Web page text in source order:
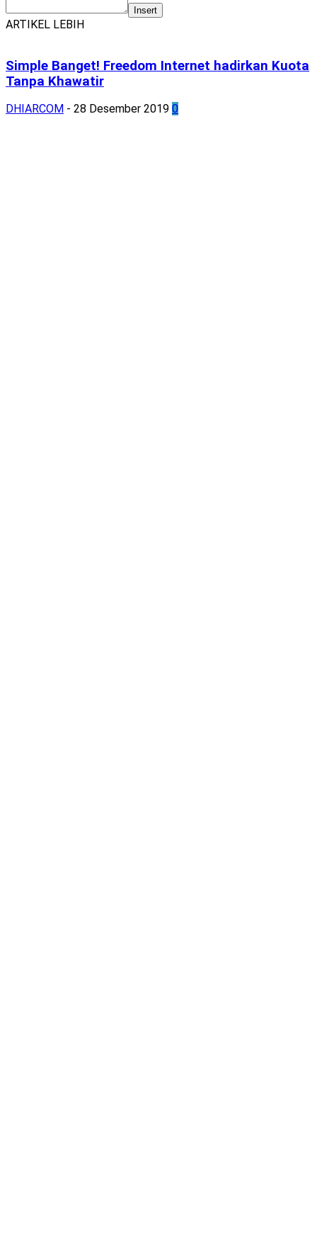
Insert
ARTIKEL LEBIH
Simple Banget! Freedom Internet hadirkan Kuota
Tanpa Khawatir
DHIARCOM - 28 Desember 2019 0